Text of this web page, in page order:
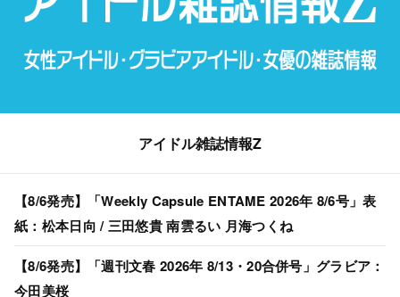
アイドル雑誌情報Z
【8/6発売】「Weekly Capsule ENTAME 2026年 8/6号」表
紙：松本日向 / 三田悠貴 南雲るい 月海つくね
【8/6発売】「週刊文春 2026年 8/13・20合併号」グラビア：
今田美桜